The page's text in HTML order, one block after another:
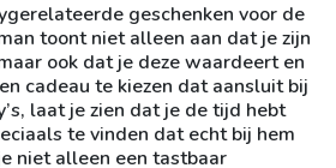
geschenken voor de
toont niet alleen aan dat je zijn
ook dat je deze waardeert en
cadeau te kiezen dat aansluit bij
laat je zien dat je de tijd hebt
te vinden dat echt bij hem
niet alleen een tastbaar